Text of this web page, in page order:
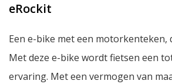
eRockit
Een e-bike met een motorkenteken,
Met deze e-bike wordt fietsen een
ervaring. Met een vermogen van